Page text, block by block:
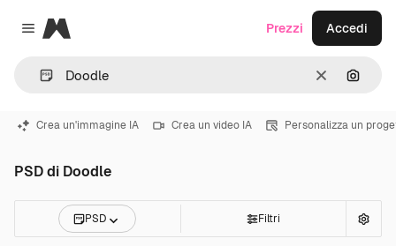
Close menu
Magnific
CancellaCerca
Prezzi Accedi
Crea un'immagine IA Crea un video IA Personalizza un
PSD di Doodle
PSD Filtri